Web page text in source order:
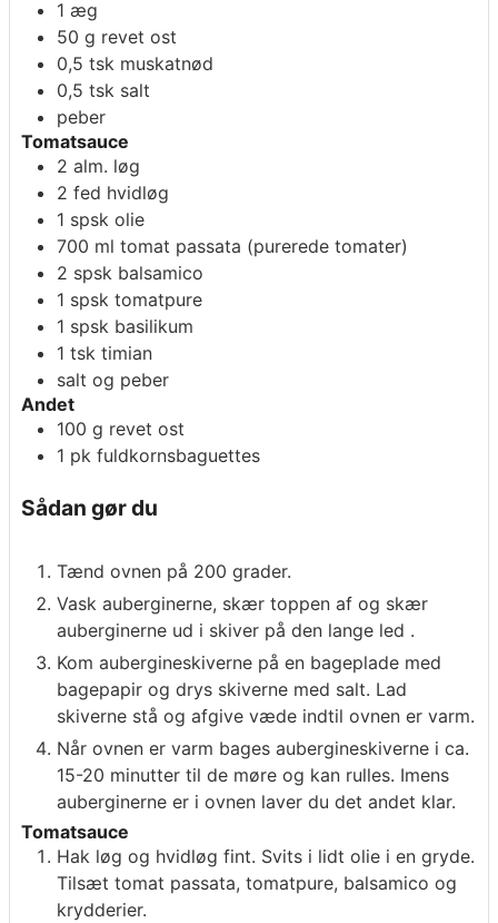
1 æg
50 g revet ost
0,5 tsk muskatnød
0,5 tsk salt
peber
Tomatsauce
2 alm. løg
2 fed hvidløg
1 spsk olie
700 ml tomat passata (purerede tomater)
2 spsk balsamico
1 spsk tomatpure
1 spsk basilikum
1 tsk timian
salt og peber
Andet
100 g revet ost
1 pk fuldkornsbaguettes
Sådan gør du
Tænd ovnen på 200 grader.
Vask auberginerne, skær toppen af og skær
auberginerne ud i skiver på den lange led .
Kom aubergineskiverne på en bageplade med
bagepapir og drys skiverne med salt. Lad
skiverne stå og afgive væde indtil ovnen er varm.
Når ovnen er varm bages aubergineskiverne i ca.
15-20 minutter til de møre og kan rulles. Imens
auberginerne er i ovnen laver du det andet klar.
Tomatsauce
Hak løg og hvidløg fint. Svits i lidt olie i en gryde.
Tilsæt tomat passata, tomatpure, balsamico og
krydderier.